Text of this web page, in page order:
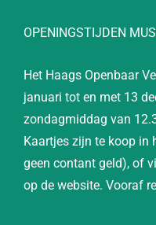
OPENINGSTIJDEN
Het Haags Openbaar
januari tot en met 13
zondagmiddag van
Kaartjes zijn te koop in
geen contant geld), of
op de website. Vooraf